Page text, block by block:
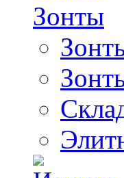
Зонты